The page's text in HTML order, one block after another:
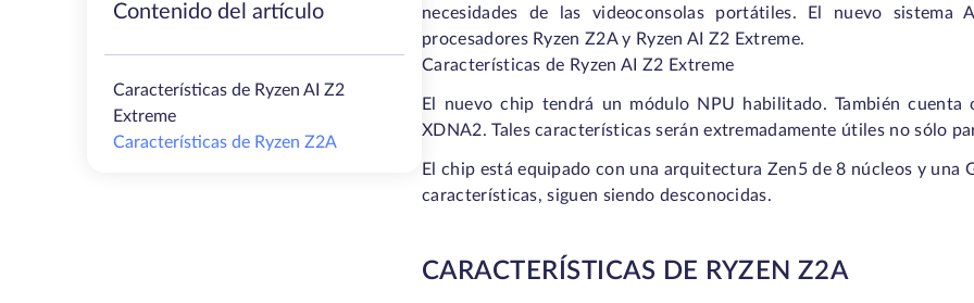
Contenido del artículo
Características de Ryzen AI Z2
Extreme
Características de Ryzen Z2A
necesidades de las videoconsolas portátiles. El nuevo
procesadores Ryzen Z2A y Ryzen AI Z2 Extreme.
Características de Ryzen AI Z2 Extreme
El nuevo chip tendrá un módulo NPU habilitado. También
XDNA2. Tales características serán extremadamente útiles no sólo
El chip está equipado con una arquitectura Zen5 de 8 núcleos y una
características, siguen siendo desconocidas.
CARACTERÍSTICAS DE RYZEN Z2A